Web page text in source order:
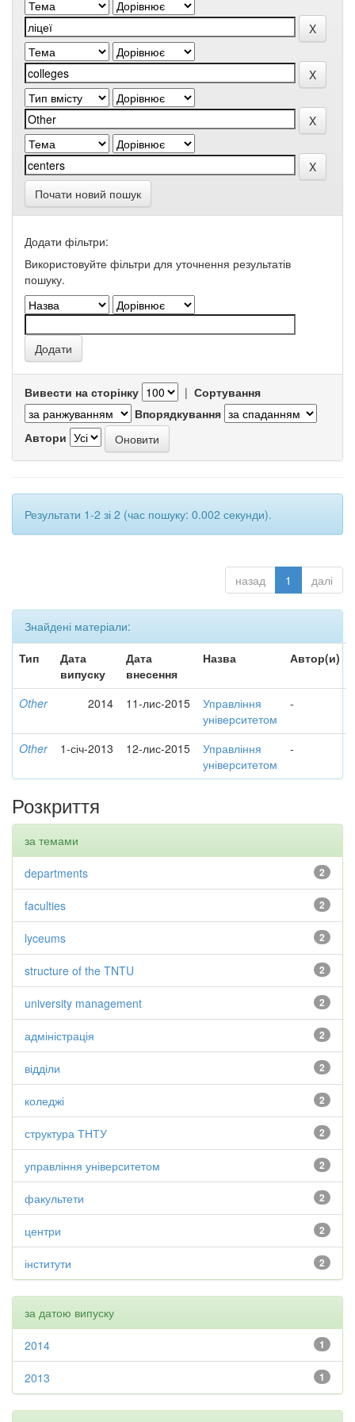
Почати новий пошук
Додати фільтри:
Використовуйте фільтри для уточнення результатів
пошуку.
Вивести на сторінку | Сортування
Впорядкування
Автори
Результати 1-2 зі 2 (час пошуку: 0.002 секунди).
назад 1 далі
Знайдені матеріали:
Тип
Дата
випуску
Дата
внесення
Назва Автор(и)
Other 2014 11-лис-2015
Управління
університетом
-
Other 1-січ-2013 12-лис-2015
Управління
університетом
-
Розкриття
за темами
2
departments
2
faculties
2
lyceums
2
structure of the TNTU
2
university management
2
адміністрація
2
відділи
2
коледжі
2
структура ТНТУ
2
управління університетом
2
факультети
2
центри
2
інститути
за датою випуску
1
2014
1
2013